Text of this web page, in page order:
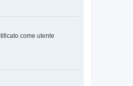
come utente